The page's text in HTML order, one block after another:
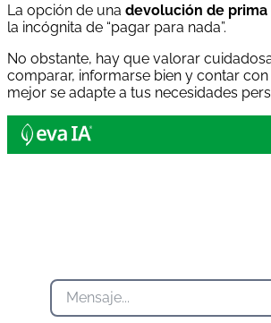
La opción de una devolución de
la incógnita de “pagar para nada”.
No obstante, hay que valorar
comparar, informarse bien y contar
mejor se adapte a tus necesidades